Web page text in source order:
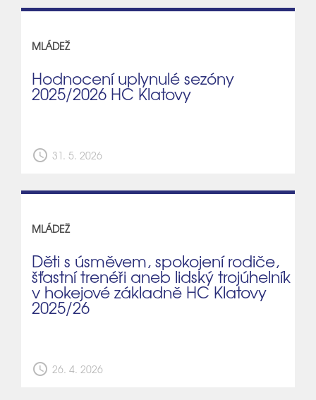
MLÁDEŽ
Hodnocení uplynulé sezóny
2025/2026 HC Klatovy
schedule 31. 5. 2026
MLÁDEŽ
Děti s úsměvem, spokojení rodiče,
šťastní trenéři aneb lidský trojúhelník
v hokejové základně HC Klatovy
2025/26
schedule 26. 4. 2026